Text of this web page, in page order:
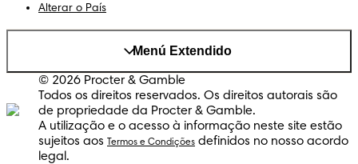
Alterar o País
Menú Extendido
© 2026 Procter & Gamble
Todos os direitos reservados. Os direitos autorais são
de propriedade da Procter & Gamble.
A utilização e o acesso à informação neste site estão
sujeitos aos
Termos e Condições definidos no nosso acordo
legal.